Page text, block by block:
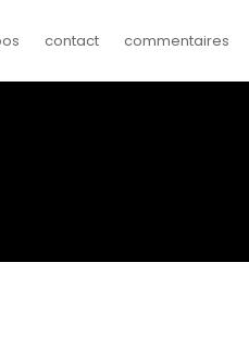
contact commentaires